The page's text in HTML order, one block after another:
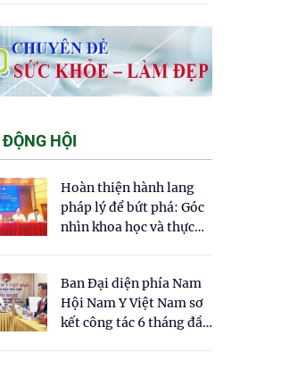
HỘI
Hoàn thiện hành lang
pháp lý để bứt phá: Góc
nhìn khoa học và thực
cho Luật Y dược cổ
truyền Việt Nam"
Ban Đại diện phía Nam
Hội Nam Y Việt Nam sơ
kết công tác 6 tháng đầu